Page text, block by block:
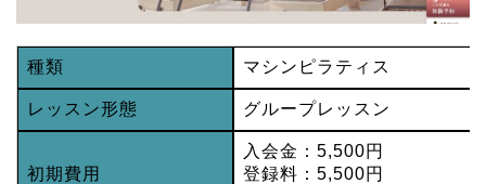
種類 マシンピラティス
レッスン形態 グループレッスン
初期費用
入会金：5,500円
登録料：5,500円